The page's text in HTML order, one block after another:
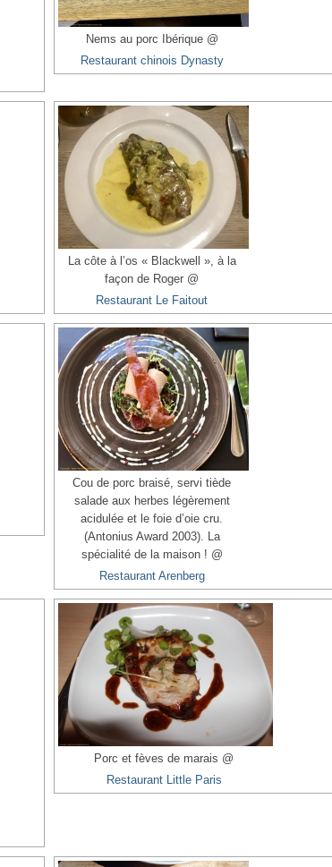
Nems au porc Ibérique @
Restaurant chinois Dynasty
La côte à l’os « Blackwell », à la
façon de Roger @
Restaurant Le Faitout
Cou de porc braisé, servi tiède
salade aux herbes légèrement
acidulée et le foie d’oie cru.
(Antonius Award 2003). La
spécialité de la maison ! @
Restaurant Arenberg
Porc et fèves de marais @
Restaurant Little Paris